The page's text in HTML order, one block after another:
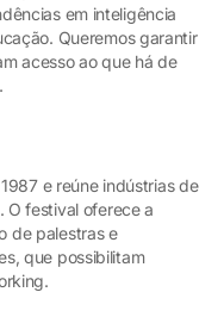
em inteligência
Queremos garantir
acesso ao que há de
e reúne indústrias de
O festival oferece a
de palestras e
que possibilitam